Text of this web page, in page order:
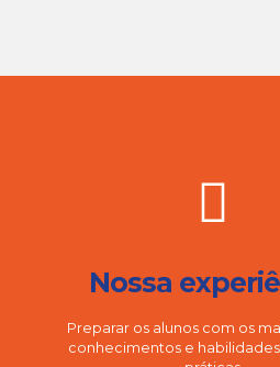
Nossa
Preparar os alunos com os
conhecimentos e